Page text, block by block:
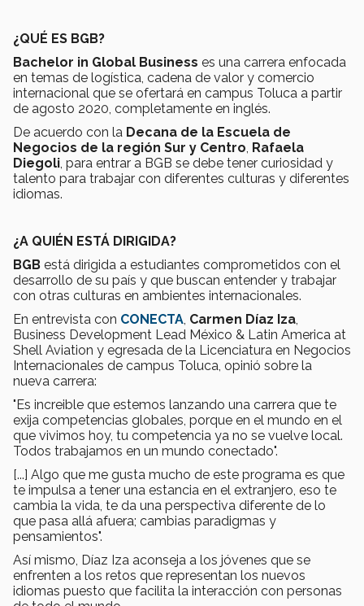
¿QUÉ ES BGB?
Bachelor in Global Business es una carrera enfocada
en temas de logística, cadena de valor y comercio
internacional que se ofertará en campus Toluca a partir
de agosto 2020, completamente en inglés.
De acuerdo con la Decana de la Escuela de
Negocios de la región Sur y Centro Rafaela
Diegoli , para entrar a BGB se debe tener curiosidad y
talento para trabajar con diferentes culturas y diferentes
idiomas.
¿A QUIÉN ESTÁ DIRIGIDA?
BGB está dirigida a estudiantes comprometidos con el
desarrollo de su país y que buscan entender y trabajar
con otras culturas en ambientes internacionales.
En entrevista con CONECTA Carmen Díaz Iza
Business Development Lead México & Latin America at
Shell Aviation y egresada de la Licenciatura en Negocios
Internacionales de campus Toluca, opinió sobre la
nueva carrera:
"Es increible que estemos lanzando una carrera que te
exija competencias globales, porque en el mundo en el
que vivimos hoy, tu competencia ya no se vuelve local.
Todos trabajamos en un mundo conectado".
[...] Algo que me gusta mucho de este programa es que
te impulsa a tener una estancia en el extranjero, eso te
cambia la vida, te da una perspectiva diferente de lo
que pasa allá afuera; cambias paradigmas y
pensamientos".
Así mismo, Díaz Iza aconseja a los jóvenes que se
enfrenten a los retos que representan los nuevos
idiomas puesto que facilita la interacción con personas